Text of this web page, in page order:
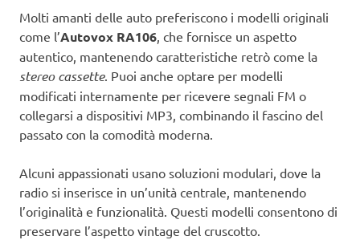
Molti amanti delle auto preferiscono i modelli originali
come l’Autovox RA106, che fornisce un aspetto
autentico, mantenendo caratteristiche retrò come la
stereo cassette. Puoi anche optare per modelli
modificati internamente per ricevere segnali FM o
collegarsi a dispositivi MP3, combinando il fascino del
passato con la comodità moderna.
Alcuni appassionati usano soluzioni modulari, dove la
radio si inserisce in un’unità centrale, mantenendo
l’originalità e funzionalità. Questi modelli consentono di
preservare l’aspetto vintage del cruscotto.